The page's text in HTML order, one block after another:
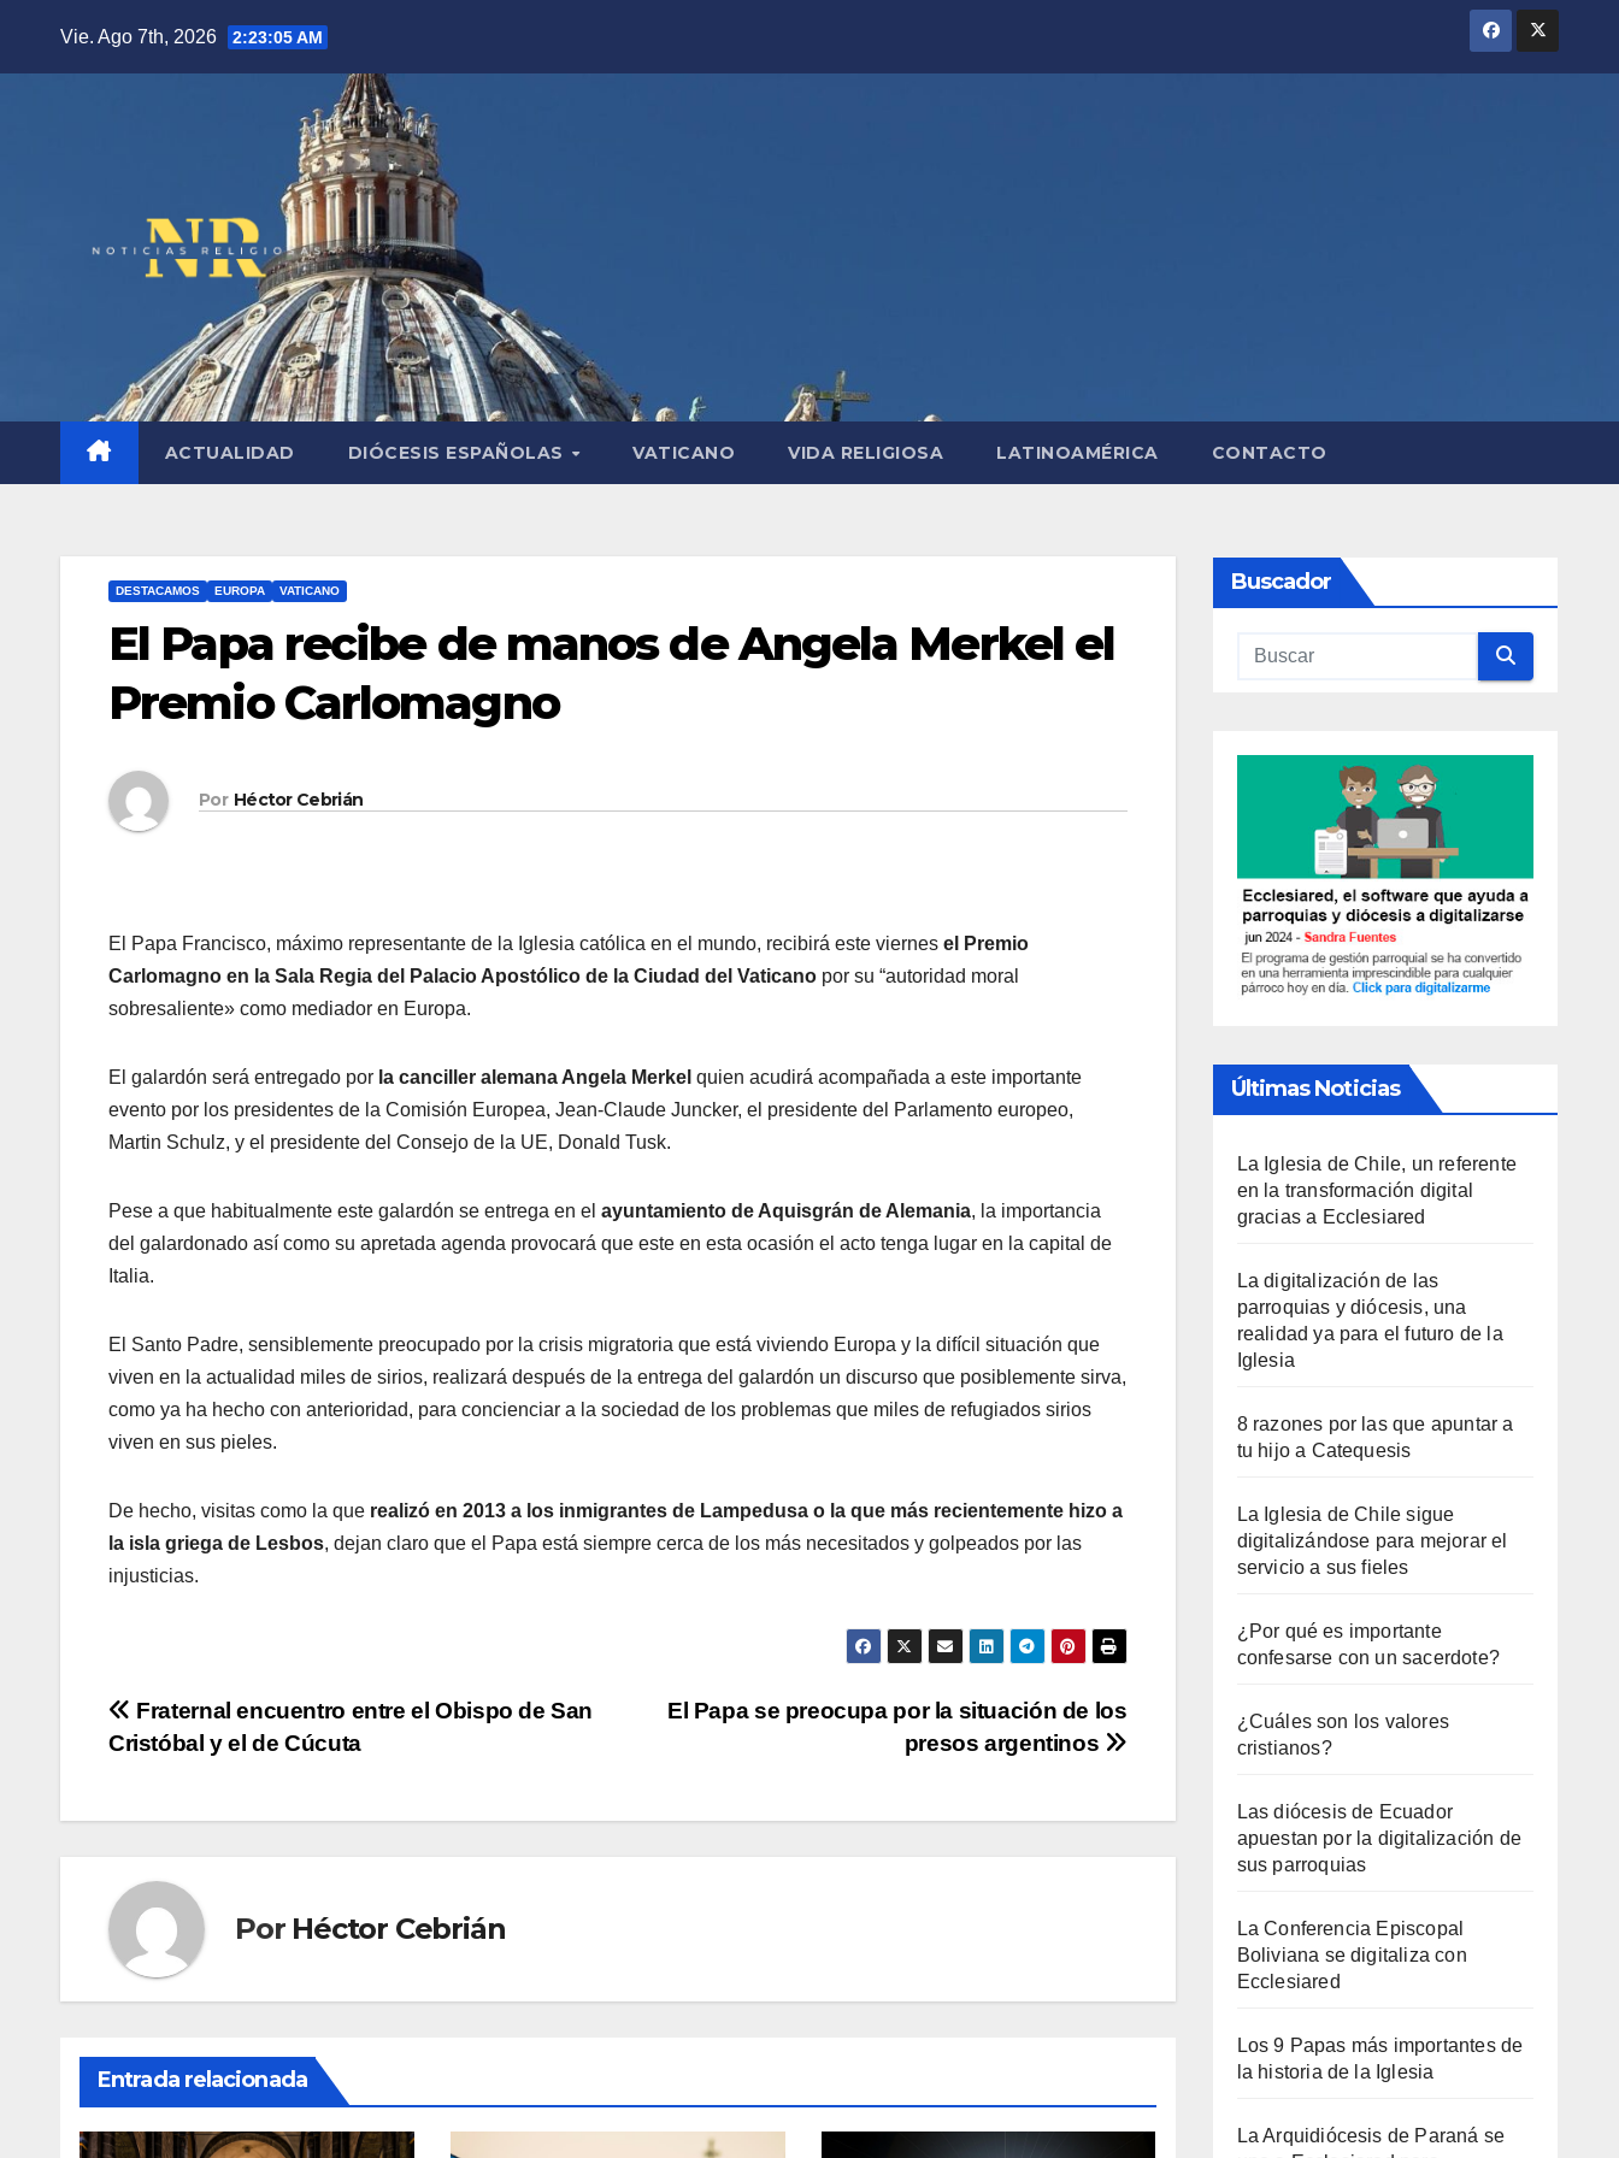
Vie. Ago 7th, 2026 2:23:06 AM
ACTUALIDAD DIÓCESIS ESPAÑOLAS VATICANO VIDA RELIGIOSA LATINOAMÉRICA CONTACTO
DESTACAMOS EUROPA VATICANO
El Papa recibe de manos de Angela Merkel el
Premio Carlomagno
Por Héctor Cebrián
El Papa Francisco, máximo representante de la Iglesia católica en el mundo, recibirá este viernes el Premio
Carlomagno en la Sala Regia del Palacio Apostólico de la Ciudad del Vaticano por su “autoridad moral
sobresaliente» como mediador en Europa.
El galardón será entregado por la canciller alemana Angela Merkel quien acudirá acompañada a este importante
evento por los presidentes de la Comisión Europea, Jean-Claude Juncker, el presidente del Parlamento europeo,
Martin Schulz, y el presidente del Consejo de la UE, Donald Tusk.
Pese a que habitualmente este galardón se entrega en el ayuntamiento de Aquisgrán de Alemania, la importancia
del galardonado así como su apretada agenda provocará que este en esta ocasión el acto tenga lugar en la capital de
Italia.
El Santo Padre, sensiblemente preocupado por la crisis migratoria que está viviendo Europa y la difícil situación que
viven en la actualidad miles de sirios, realizará después de la entrega del galardón un discurso que posiblemente sirva,
como ya ha hecho con anterioridad, para concienciar a la sociedad de los problemas que miles de refugiados sirios
viven en sus pieles.
De hecho, visitas como la que realizó en 2013 a los inmigrantes de Lampedusa o la que más recientemente hizo a
la isla griega de Lesbos, dejan claro que el Papa está siempre cerca de los más necesitados y golpeados por las
injusticias.
Navegación
entradas
El Papa se preocupa por la situación de los
presos argentinos
Fraternal encuentro entre el Obispo de San
Cristóbal y el de Cúcuta
Por Héctor Cebrián
Entrada relacionada
Buscador
Últimas Noticias
La Iglesia de Chile, un referente
en la transformación digital
gracias a Ecclesiared
La digitalización de las
parroquias y diócesis, una
realidad ya para el futuro de la
Iglesia
8 razones por las que apuntar a
tu hijo a Catequesis
La Iglesia de Chile sigue
digitalizándose para mejorar el
servicio a sus fieles
¿Por qué es importante
confesarse con un sacerdote?
¿Cuáles son los valores
cristianos?
Las diócesis de Ecuador
apuestan por la digitalización de
sus parroquias
La Conferencia Episcopal
Boliviana se digitaliza con
Ecclesiared
Los 9 Papas más importantes de
la historia de la Iglesia
La Arquidiócesis de Paraná se